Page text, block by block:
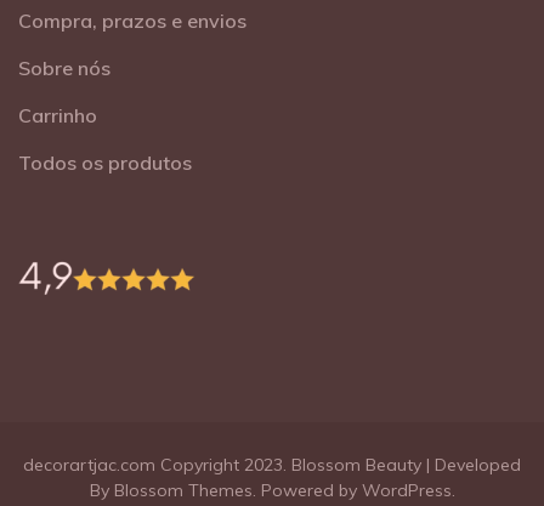
Compra, prazos e envios
Sobre nós
Carrinho
Todos os produtos
decorartjac.com Copyright 2023. Blossom Beauty | Developed
By Blossom Themes. Powered by WordPress.